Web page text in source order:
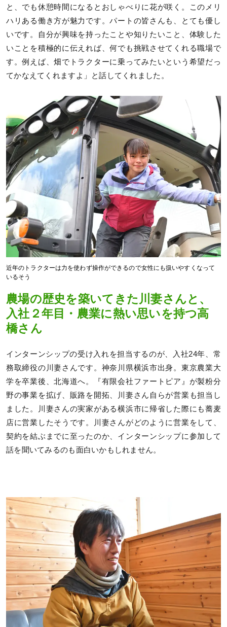
と、でも休憩時間になるとおしゃべりに花が咲く。このメリ
ハリある働き方が魅力です。パートの皆さんも、とても優し
いです。自分が興味を持ったことや知りたいこと、体験した
いことを積極的に伝えれば、何でも挑戦させてくれる職場で
す。例えば、畑でトラクターに乗ってみたいという希望だっ
てかなえてくれますよ」と話してくれました。
近年のトラクターは力を使わず操作ができるので女性にも扱いやすくなって
いるそう
農場の歴史を築いてきた川妻さんと、
入社２年目・農業に熱い思いを持つ高
橋さん
インターンシップの受け入れを担当するのが、入社24年、常
務取締役の川妻さんです。神奈川県横浜市出身。東京農業大
学を卒業後、北海道へ。『有限会社ファートピア』が製粉分
野の事業を拡げ、販路を開拓、川妻さん自らが営業も担当し
ました。川妻さんの実家がある横浜市に帰省した際にも蕎麦
店に営業したそうです。川妻さんがどのように営業をして、
契約を結ぶまでに至ったのか、インターンシップに参加して
話を聞いてみるのも面白いかもしれません。